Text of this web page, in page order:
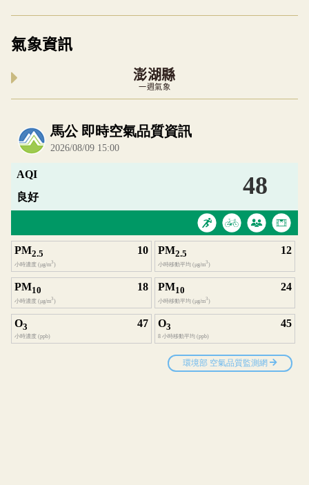
氣象資訊
澎湖縣
一週氣象
內嵌空氣品質小工具為視覺預覽，完整即時空